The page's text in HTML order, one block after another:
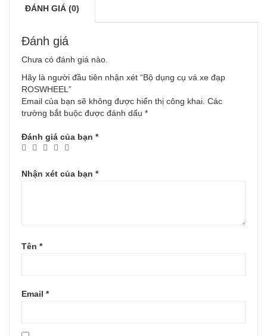
ĐÁNH GIÁ (0)
Đánh giá
Chưa có đánh giá nào.
Hãy là người đầu tiên nhận xét “Bộ dụng cụ vá xe đạp
ROSWHEEL”
Email của bạn sẽ không được hiển thị công khai. Các
trường bắt buộc được đánh dấu *
Đánh giá của bạn *
Nhận xét của bạn *
Tên *
Email *